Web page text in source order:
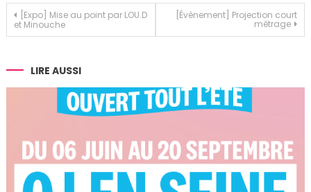
Navigation
de
l’article
[Expo] Mise au point par LOU.D
et Minouche
[Évènement] Projection court
métrage
LIRE AUSSI